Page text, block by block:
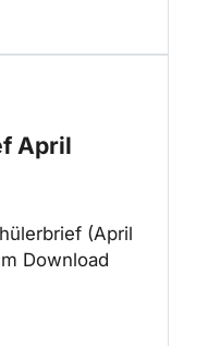
April
(April
Download